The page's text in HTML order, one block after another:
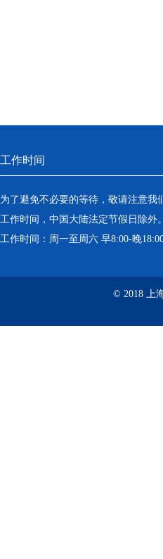
工作时间
为了避免不必要的等待，敬请注意我
工作时间，中国大陆法定节假日除外。
工作时间：周一至周六 早8:00-晚
© 2018 上